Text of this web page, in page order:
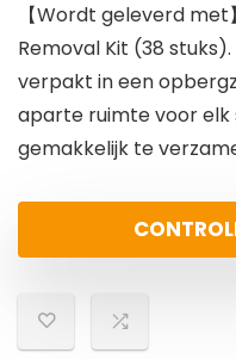
【Wordt geleverd met
Removal Kit (38
verpakt in een
aparte ruimte voor
gemakkelijk te